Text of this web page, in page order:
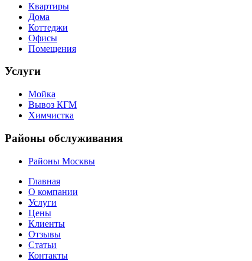
Квартиры
Дома
Коттеджи
Офисы
Помещения
Услуги
Мойка
Вывоз КГМ
Химчистка
Районы обслуживания
Районы Москвы
Главная
О компании
Услуги
Цены
Клиенты
Отзывы
Статьи
Контакты